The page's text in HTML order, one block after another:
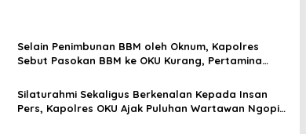
Selain Penimbunan BBM oleh Oknum, Kapolres
Sebut Pasokan BBM ke OKU Kurang, Pertamina
Silaturahmi Sekaligus Berkenalan Kepada Insan
Pers, Kapolres OKU Ajak Puluhan Wartawan Ngopi